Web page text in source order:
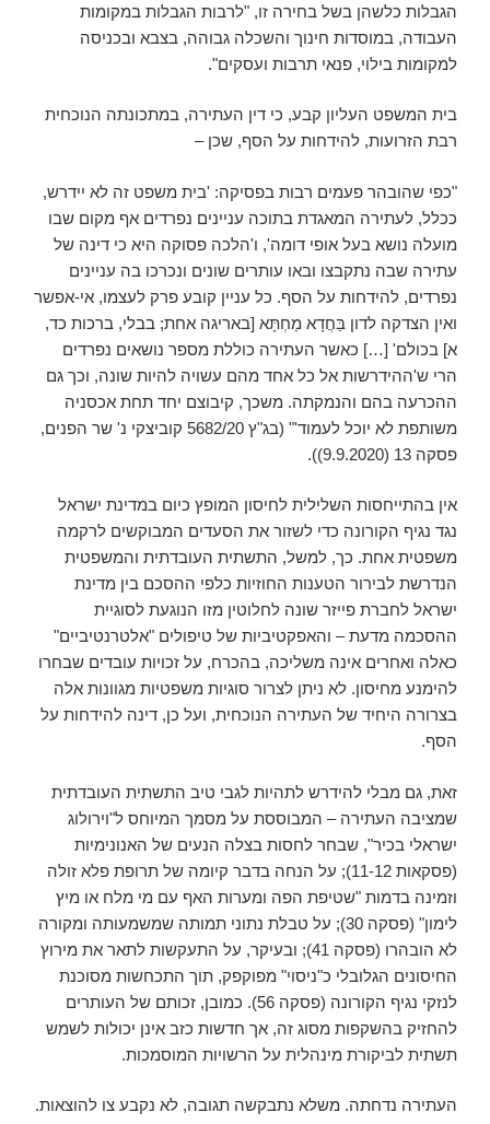
הגבלות כלשהן בשל בחירה זו, "לרבות הגבלות במקומות
העבודה, במוסדות חינוך והשכלה גבוהה, בצבא ובכניסה
למקומות בילוי, פנאי תרבות ועסקים".
בית המשפט העליון קבע, כי דין העתירה, במתכונתה הנוכחית
רבת הזרועות, להידחות על הסף, שכן –
"כפי שהובהר פעמים רבות בפסיקה: 'בית משפט זה לא יידרש,
ככלל, לעתירה המאגדת בתוכה עניינים נפרדים אף מקום שבו
מועלה נושא בעל אופי דומה', ו'הלכה פסוקה היא כי דינה של
עתירה שבה נתקבצו ובאו עותרים שונים ונכרכו בה עניינים
נפרדים, להידחות על הסף. כל עניין קובע פרק לעצמו, אי-אפשר
ואין הצדקה לדון בַּחֲדָא מַחְתָּא [באריגה אחת; בבלי, ברכות כד,
א] בכולם' […] כאשר העתירה כוללת מספר נושאים נפרדים
הרי ש'ההידרשות אל כל אחד מהם עשויה להיות שונה, וכך גם
ההכרעה בהם והנמקתה. משכך, קיבוצם יחד תחת אכסניה
משותפת לא יוכל לעמוד'" (בג"ץ 5682/20 קוביצקי נ' שר הפנים,
פסקה 13 (9.9.2020)).
אין בהתייחסות השלילית לחיסון המופץ כיום במדינת ישראל
נגד נגיף הקורונה כדי לשזור את הסעדים המבוקשים לרקמה
משפטית אחת. כך, למשל, התשתית העובדתית והמשפטית
הנדרשת לבירור הטענות החוזיות כלפי ההסכם בין מדינת
ישראל לחברת פייזר שונה לחלוטין מזו הנוגעת לסוגיית
ההסכמה מדעת – והאפקטיביות של טיפולים "אלטרנטיביים"
כאלה ואחרים אינה משליכה, בהכרח, על זכויות עובדים שבחרו
להימנע מחיסון. לא ניתן לצרור סוגיות משפטיות מגוונות אלה
בצרורה היחיד של העתירה הנוכחית, ועל כן, דינה להידחות על
הסף.
זאת, גם מבלי להידרש לתהיות לגבי טיב התשתית העובדתית
שמציבה העתירה – המבוססת על מסמך המיוחס ל"וירולוג
ישראלי בכיר", שבחר לחסות בצלה הנעים של האנונימיות
(פסקאות 11-12); על הנחה בדבר קיומה של תרופת פלא זולה
וזמינה בדמות "שטיפת הפה ומערות האף עם מי מלח או מיץ
לימון" (פסקה 30); על טבלת נתוני תמותה שמשמעותה ומקורה
לא הובהרו (פסקה 41); ובעיקר, על התעקשות לתאר את מירוץ
החיסונים הגלובלי כ"ניסוי" מפוקפק, תוך התכחשות מסוכנת
לנזקי נגיף הקורונה (פסקה 56). כמובן, זכותם של העותרים
להחזיק בהשקפות מסוג זה, אך חדשות כזב אינן יכולות לשמש
תשתית לביקורת מינהלית על הרשויות המוסמכות.
העתירה נדחתה. משלא נתבקשה תגובה, לא נקבע צו להוצאות.